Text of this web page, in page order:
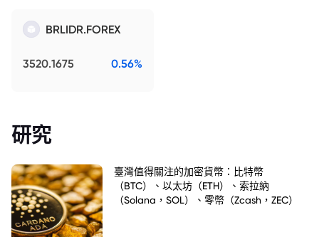
BRLIDR.FOREX
3520.1675 0.56%
研究
臺灣值得關注的加密貨幣：比特幣
（BTC）、以太坊（ETH）、索拉納
（Solana，SOL）、零幣（Zcash，ZEC）